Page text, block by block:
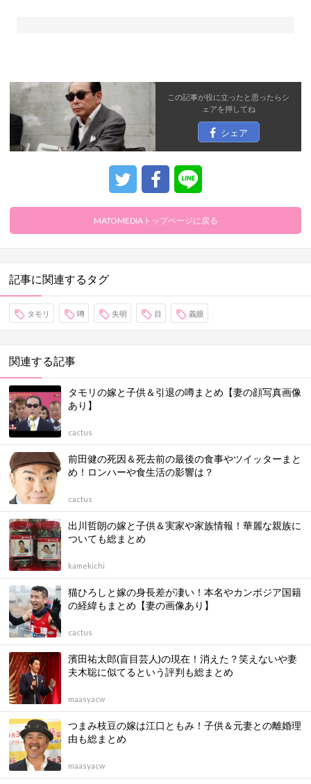
この記事が役に立ったと思ったらシ
ェアを押してね
シェア
MATOMEDIAトップページに戻る
記事に関連するタグ
タモリ 噂 失明 目 義眼
関連する記事
タモリの嫁と子供＆引退の噂まとめ【妻の顔写真画像
あり】
cactus
前田健の死因＆死去前の最後の食事やツイッターまと
め！ロンハーや食生活の影響は？
cactus
出川哲朗の嫁と子供＆実家や家族情報！華麗な親族に
ついても総まとめ
kamekichi
猫ひろしと嫁の身長差が凄い！本名やカンボジア国籍
の経緯もまとめ【妻の画像あり】
cactus
濱田祐太郎(盲目芸人)の現在！消えた？笑えないや妻
夫木聡に似てるという評判も総まとめ
maasyacw
つまみ枝豆の嫁は江口ともみ！子供＆元妻との離婚理
由も総まとめ
maasyacw